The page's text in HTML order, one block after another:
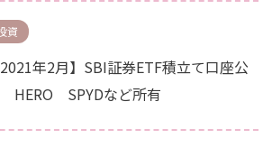
資
2021年2月】SBI証券ETF積立て口座公
HERO SPYDなど所有